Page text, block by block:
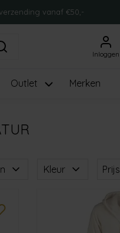
vanaf €50,-
Inloggen
Outlet Merken
Kleur Prijs